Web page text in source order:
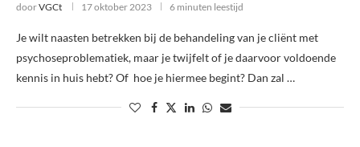
doorVGCt 17 oktober 2023 6 minuten leestijd
Je wilt naasten betrekken bij de behandeling van je cliënt met
psychoseproblematiek, maar je twijfelt of je daarvoor voldoende
kennis in huis hebt? Of hoe je hiermee begint? Dan zal …